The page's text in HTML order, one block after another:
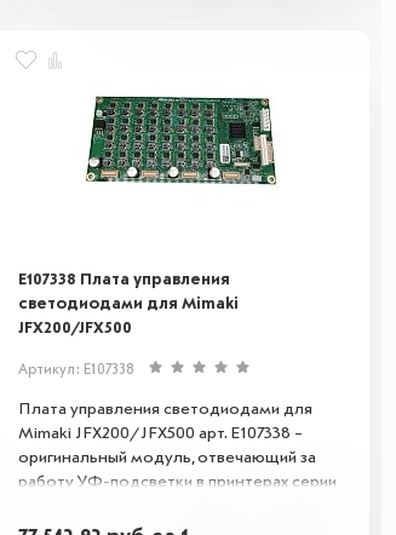
E107338 Плата управления
светодиодами для Mimaki
JFX200/JFX500
Артикул: E107338
Плата управления светодиодами для
Mimaki JFX200/JFX500 арт. E107338 –
оригинальный модуль, отвечающий за
работу УФ-подсветки в принтерах серии
управление светодиодами, точную